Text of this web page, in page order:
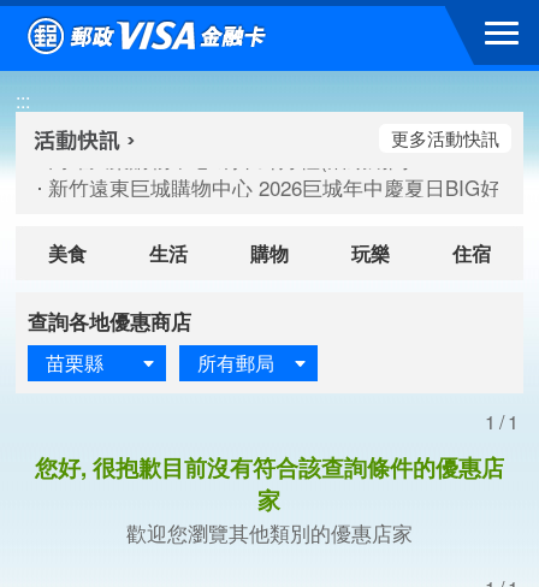
跳到主要內容區塊
:::
高雄大樂購物中心 刷卡郵好禮(活動期間：115/08/07-
臺北三創生活 有點東西第2波 刷卡郵好禮(活動期間：
高雄大樂購物中心 刷卡郵好禮(活動期間：115/08/07-
新竹遠東巨城購物中心 2026巨城年中慶夏日BIG好刷(
更多活動快訊
美食 生活 購物 玩樂 住宿
查詢各地優惠商店
苗栗縣 所有郵局
1/1
您好, 很抱歉目前沒有符合該查詢條件的優惠店
家
歡迎您瀏覽其他類別的優惠店家